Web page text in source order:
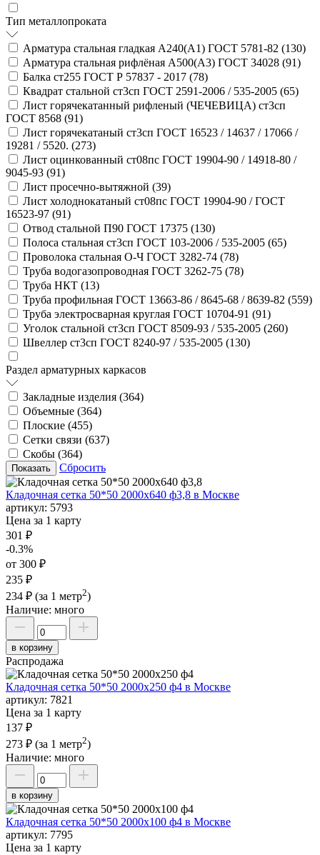
Тип металлопроката
Арматура стальная гладкая А240(А1) ГОСТ 5781-82 (130)
Арматура стальная рифлёная А500(А3) ГОСТ 34028 (91)
Балка ст255 ГОСТ Р 57837 - 2017 (78)
Квадрат стальной ст3сп ГОСТ 2591-2006 / 535-2005 (65)
Лист горячекатанный рифленый (ЧЕЧЕВИЦА) ст3сп
ГОСТ 8568 (91)
Лист горячекатаный ст3сп ГОСТ 16523 / 14637 / 17066 /
19281 / 5520. (273)
Лист оцинкованный ст08пс ГОСТ 19904-90 / 14918-80 /
9045-93 (91)
Лист просечно-вытяжной (39)
Лист холоднокатаный ст08пс ГОСТ 19904-90 / ГОСТ
16523-97 (91)
Отвод стальной П90 ГОСТ 17375 (130)
Полоса стальная ст3сп ГОСТ 103-2006 / 535-2005 (65)
Проволока стальная О-Ч ГОСТ 3282-74 (78)
Труба водогазопроводная ГОСТ 3262-75 (78)
Труба НКТ (13)
Труба профильная ГОСТ 13663-86 / 8645-68 / 8639-82 (559)
Труба электросварная круглая ГОСТ 10704-91 (91)
Уголок стальной ст3сп ГОСТ 8509-93 / 535-2005 (260)
Швеллер ст3сп ГОСТ 8240-97 / 535-2005 (130)
Раздел арматурных каркасов
Закладные изделия (364)
Объемные (364)
Плоские (455)
Сетки связи (637)
Скобы (364)
Сбросить
Кладочная сетка 50*50 2000х640 ф3,8 в Москве
артикул: 5793
Цена за 1 карту
301 ₽
-0.3%
от 300 ₽
235 ₽
234 ₽ (за 1 метр2)
Наличие: много
в корзину
Распродажа
Кладочная сетка 50*50 2000х250 ф4 в Москве
артикул: 7821
Цена за 1 карту
137 ₽
273 ₽ (за 1 метр2)
Наличие: много
в корзину
Кладочная сетка 50*50 2000х100 ф4 в Москве
артикул: 7795
Цена за 1 карту